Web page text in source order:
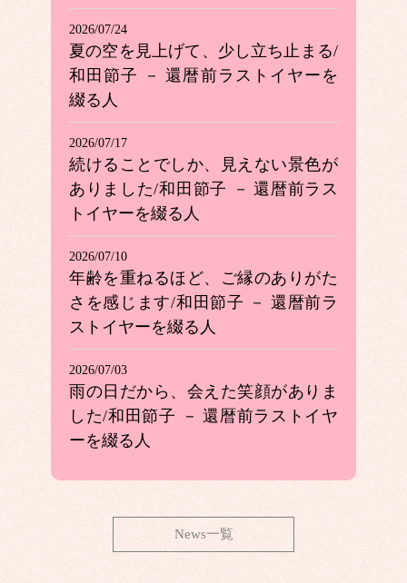
2026/07/24
夏の空を見上げて、少し立ち止まる/
和田節子 － 還暦前ラストイヤーを
綴る人
2026/07/17
続けることでしか、見えない景色が
ありました/和田節子 － 還暦前ラス
トイヤーを綴る人
2026/07/10
年齢を重ねるほど、ご縁のありがた
さを感じます/和田節子 － 還暦前ラ
ストイヤーを綴る人
2026/07/03
雨の日だから、会えた笑顔がありま
した/和田節子 － 還暦前ラストイヤ
ーを綴る人
News一覧